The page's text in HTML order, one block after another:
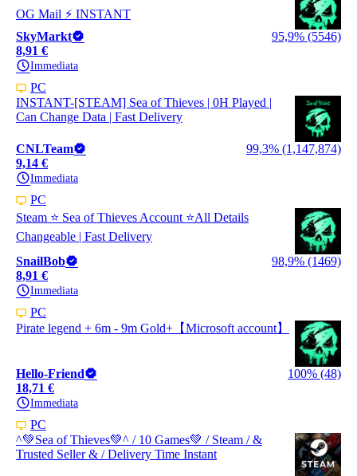
OG Mail ⚡ INSTANT
SkyMarkt
95,9% (5546)
8,91 €
Immediata
PC
INSTANT-[STEAM] Sea of Thieves | 0H Played |
Can Change Data | Fast Delivery
CNLTeam
99,3% (1,147,874)
9,14 €
Immediata
PC
Steam ⭐ Sea of Thieves Account ⭐All Details
Changeable | Fast Delivery
SnailBob
98,9% (1469)
8,91 €
Immediata
PC
Pirate legend + 6m - 9m Gold+【Microsoft account】
Hello-Friend
100% (48)
18,71 €
Immediata
PC
^💚Sea of Thieves💚^ / 10 Games💚 / Steam / &
Trusted Seller & / Delivery Time Instant